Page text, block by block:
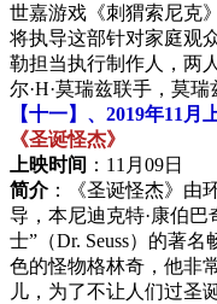
世嘉游戏《刺猬索尼克
将执导这部针对家庭观
勒担当执行制作人，两
尔·H·莫瑞兹联手，莫瑞
【十一】、2019年11月
《圣诞怪杰》
上映时间 ：11月09日
简介：《圣诞怪杰》由
导，本尼迪克特·康伯
士”（Dr. Seuss）的著
色的怪物格林奇，他非
儿，为了不让人们过圣